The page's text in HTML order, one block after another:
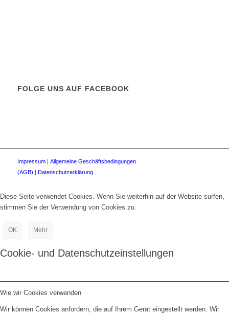
FOLGE UNS AUF FACEBOOK
Impressum| Allgemeine Geschäftsbedingungen
(AGB) | Datenschutzerklärung
Diese Seite verwendet Cookies. Wenn Sie weiterhin auf der Website surfen,
stimmen Sie der Verwendung von Cookies zu.
OK Mehr
Cookie- und Datenschutzeinstellungen
Wie wir Cookies verwenden
Wir können Cookies anfordern, die auf Ihrem Gerät eingestellt werden. Wir